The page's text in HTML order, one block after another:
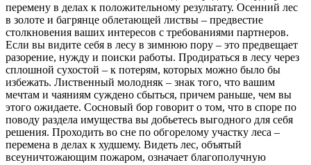
перемену в делах к положительному результату. Осенний лес
в золоте и багрянце облетающей листвы – предвестие
столкновения ваших интересов с требованиями партнеров.
Если вы видите себя в лесу в зимнюю пору – это предвещает
разорение, нужду и поиски работы. Продираться в лесу через
сплошной сухостой – к потерям, которых можно было бы
избежать. Лиственный молодняк – знак того, что вашим
мечтам и чаяниям суждено сбыться, причем раньше, чем вы
этого ожидаете. Сосновый бор говорит о том, что в споре по
поводу раздела имущества вы добьетесь выгодного для себя
решения. Проходить во сне по обгорелому участку леса –
перемена в делах к худшему. Видеть лес, объятый
всеуничтожающим пожаром, означает благополучную